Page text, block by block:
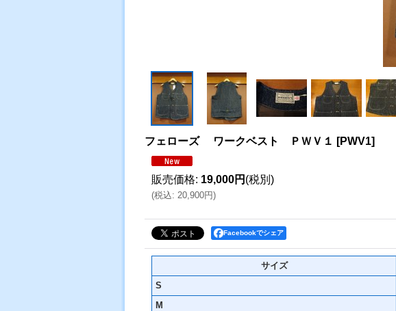
フェローズ ワークベスト ＰＷＶ１ [PWV1]
販売価格: 19,000円 (税別)
(税込: 20,900円)
Facebookでシェア
サイズ
S
M